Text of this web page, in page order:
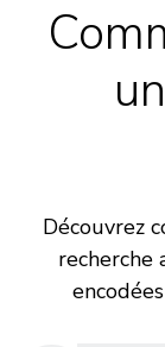
Découvrez
recherche